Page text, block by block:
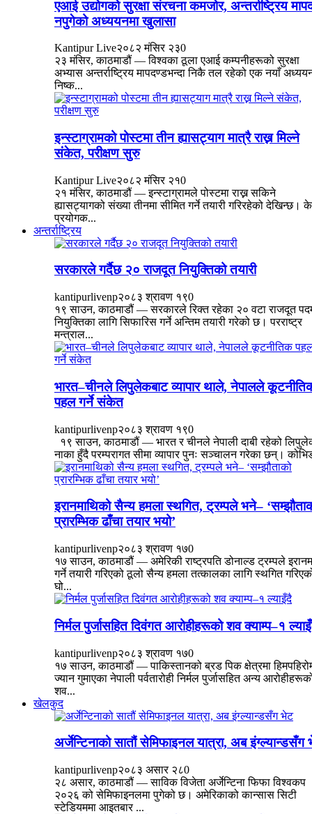
एआई उद्योगको सुरक्षा संरचना कमजोर, अन्तर्राष्ट्रिय
नपुगेको अध्ययनमा खुलासा
Kantipur Live२०८२ मंसिर २३0
२३ मंसिर, काठमाडौं — विश्वका ठूला एआई कम्पनीहरूको सुरक्षा
अभ्यास अन्तर्राष्ट्रिय मापदण्डभन्दा निकै तल रहेको एक नयाँ
निष्क...
इन्स्टाग्रामको पोस्टमा तीन ह्यासट्याग मात्रै राख्न मिल्ने
संकेत, परीक्षण सुरु
Kantipur Live२०८२ मंसिर २१0
२१ मंसिर, काठमाडौं — इन्स्टाग्रामले पोस्टमा राख्न सकिने
ह्यासट्यागको संख्या तीनमा सीमित गर्ने तयारी गरिरहेको देखिन्छ।
प्रयोगक...
अन्तर्राष्ट्रिय
सरकारले गर्दैछ २० राजदूत नियुक्तिको तयारी
kantipurlivenp२०८३ श्रावण १९0
१९ साउन, काठमाडौं — सरकारले रिक्त रहेका २० वटा राजदूत
नियुक्तिका लागि सिफारिस गर्ने अन्तिम तयारी गरेको छ। परराष्ट्र
मन्त्राल...
भारत–चीनले लिपुलेकबाट व्यापार थाले, नेपालले
पहल गर्ने संकेत
kantipurlivenp२०८३ श्रावण १९0
१९ साउन, काठमाडौं — भारत र चीनले नेपाली दाबी रहेको
नाका हुँदै परम्परागत सीमा व्यापार पुनः सञ्चालन गरेका छन्।
इरानमाथिको सैन्य हमला स्थगित, ट्रम्पले भने–
प्रारम्भिक ढाँचा तयार भयो’
kantipurlivenp२०८३ श्रावण १७0
१७ साउन, काठमाडौं — अमेरिकी राष्ट्रपति डोनाल्ड ट्रम्पले
गर्ने तयारी गरिएको ठूलो सैन्य हमला तत्कालका लागि स्थगित
घो...
निर्मल पुर्जासहित दिवंगत आरोहीहरूको शव क्याम्प–१
kantipurlivenp२०८३ श्रावण १७0
१७ साउन, काठमाडौं — पाकिस्तानको ब्रड पिक क्षेत्रमा
ज्यान गुमाएका नेपाली पर्वतारोही निर्मल पुर्जासहित अन्य
शव...
खेलकुद
अर्जेन्टिनाको सातौं सेमिफाइनल यात्रा, अब इंग्ल्यान्डसँग
kantipurlivenp२०८३ असार २८0
२८ असार, काठमाडौं — साविक विजेता अर्जेन्टिना फिफा विश्वकप
२०२६ को सेमिफाइनलमा पुगेको छ। अमेरिकाको कान्सास सिटी
स्टेडियममा आइतबार ...